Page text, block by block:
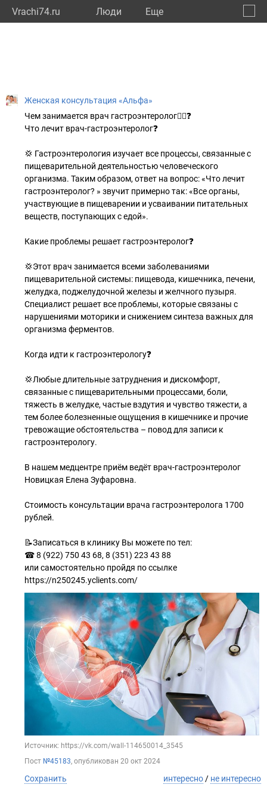
Vrachi74.ru Люди Eще
Женская консультация «Альфа»
Чем занимается врач гастроэнтеролог👩‍⚕❓
Что лечит врач-гастроэнтеролог❓
💢 Гастроэнтерология изучает все процессы, связанные с
пищеварительной деятельностью человеческого
организма. Таким образом, ответ на вопрос: «Что лечит
гастроэнтеролог? » звучит примерно так: «Все органы,
участвующие в пищеварении и усваивании питательных
веществ, поступающих с едой».
Какие проблемы решает гастроэнтеролог❓
💢Этот врач занимается всеми заболеваниями
пищеварительной системы: пищевода, кишечника, печени,
желудка, поджелудочной железы и желчного пузыря.
Специалист решает все проблемы, которые связаны с
нарушениями моторики и снижением синтеза важных для
организма ферментов.
Когда идти к гастроэнтерологу❓
💢Любые длительные затруднения и дискомфорт,
связанные с пищеварительными процессами, боли,
тяжесть в желудке, частые вздутия и чувство тяжести, а
тем более болезненные ощущения в кишечнике и прочие
тревожащие обстоятельства – повод для записи к
гастроэнтерологу.
В нашем медцентре приём ведёт врач-гастроэнтеролог
Новицкая Елена Зуфаровна.
Стоимость консультации врача гастроэнтеролога 1700
рублей.
📝Записаться в клинику Вы можете по тел:
☎ 8 (922) 750 43 68, 8 (351) 223 43 88
или самостоятельно пройдя по ссылке
https://n250245.yclients.com/
Источник: https://vk.com/wall-114650014_3545
Пост №45183, опубликован 20 окт 2024
Сохранить интересно/ не интересно